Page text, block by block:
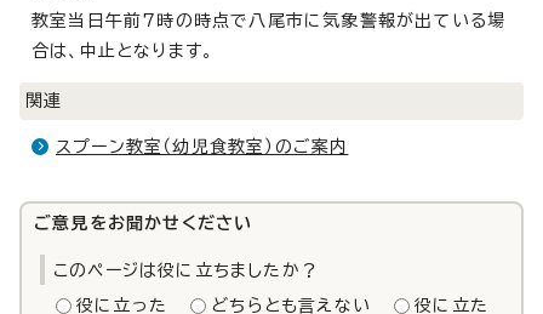
教室当日午前7時の時点で八尾市に気象警報が出ている場
合は、中止となります。
関連
スプーン教室（幼児食教室）のご案内
ご意見をお聞かせください
このページは役に立ちましたか？
役に立った どちらとも言えない
役に立た